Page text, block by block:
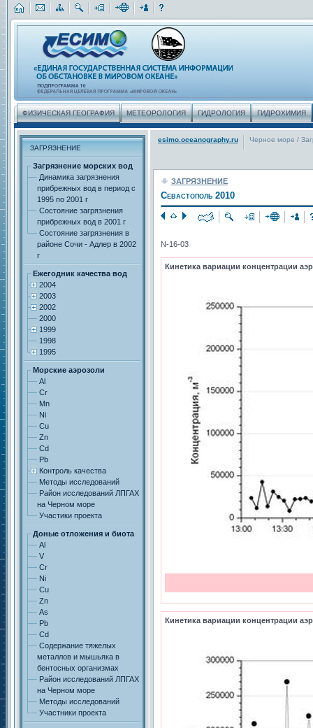
ФИЗИЧЕСКАЯ ГЕОГРАФИЯ МЕТЕОРОЛОГИЯ ГИДРОЛОГИЯ ГИДРОХИМИЯ
ЗАГРЯЗНЕНИЕ
Загрязнение морских вод
Динамика загрязнения
прибрежных вод в период с
1995 по 2001 г
Состояние загрязнения
прибрежных вод в 2001 г
Состояние загрязнения в
районе Сочи - Адлер в 2002
г
Ежегодник качества вод
2004
2003
2002
2000
1999
1998
1995
Морские аэрозоли
Al
Cr
Mn
Ni
Cu
Zn
Cd
Pb
Контроль качества
Методы исследований
Район исследований ЛПГАХ
на Черном море
Участики проекта
Доные отложения и биота
Al
V
Cr
Ni
Cu
Zn
As
Pb
Cd
Содержание тяжелых
металлов и мышьяка в
бентосных организмах
Район исследований ЛПГАХ
на Черном море
Методы исследований
Участники проекта
esimo.oceanography.ru Черное море /
ЗАГРЯЗНЕНИЕ
Севастополь 2010
N-16-03
Кинетика вариации концентрации
Кинетика вариации концентрации